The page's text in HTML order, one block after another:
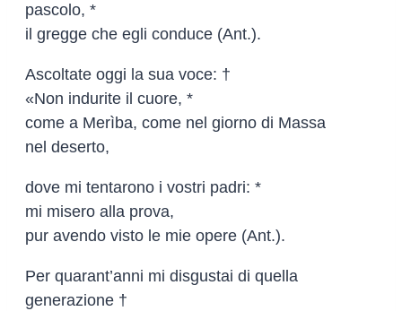
pascolo, *
il gregge che egli conduce (Ant.).
Ascoltate oggi la sua voce: †
«Non indurite il cuore, *
come a Merìba, come nel giorno di Massa
nel deserto,
dove mi tentarono i vostri padri: *
mi misero alla prova,
pur avendo visto le mie opere (Ant.).
Per quarant’anni mi disgustai di quella
generazione †